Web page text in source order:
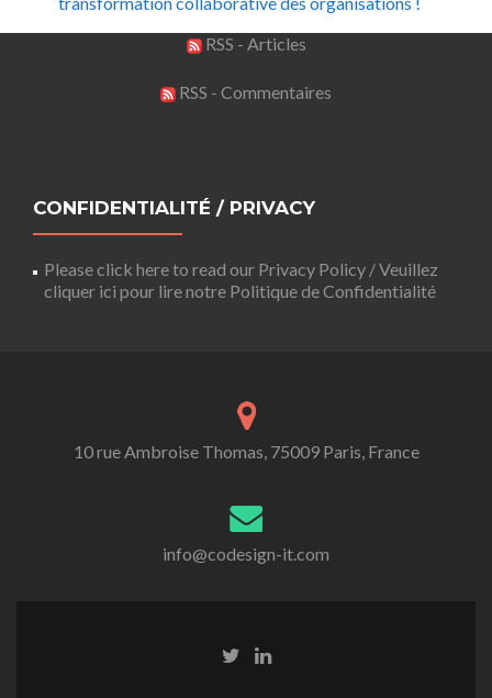
RSS - Articles
RSS - Commentaires
CONFIDENTIALITÉ / PRIVACY
Please click here to read our Privacy Policy / Veuillez
cliquer ici pour lire notre Politique de Confidentialité
10 rue Ambroise Thomas, 75009 Paris, France
info@codesign-it.com